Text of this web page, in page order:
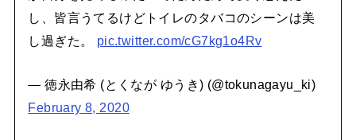
し、皆言うてるけどトイレのタバコのシーンは美
し過ぎた。 pic.twitter.com/cG7kg1o4Rv
— 徳永由希 (とくなが ゆうき) (@tokunagayu_ki)
February 8, 2020